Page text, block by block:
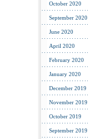
October 2020
September 2020
June 2020
April 2020
February 2020
January 2020
December 2019
November 2019
October 2019
September 2019